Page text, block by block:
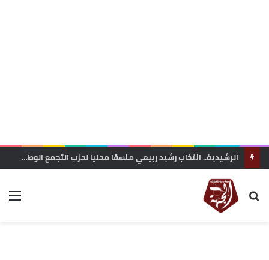
الرشيدية.. انتخاب رشيد ربيعي منسقا محليا لحزب التجمع الوطني للأحرار بجماعة الرتب